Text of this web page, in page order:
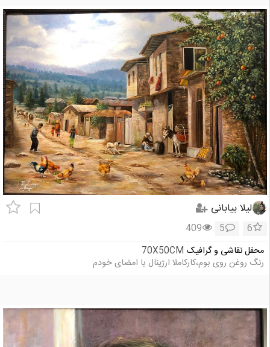
لیلا بیابانی
6
5
409
محفل نقاشی و گرافیک 70X50CM
رنگ روغن روی بوم،کارکاملا ارژینال با امضای خودم